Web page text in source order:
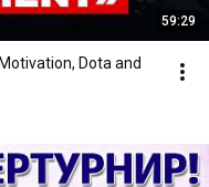
59:29
Dota and